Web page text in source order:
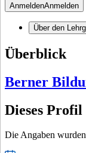
AnmeldenAnmelden
Über den
Überblick
Berner
Dieses
Die Angaben